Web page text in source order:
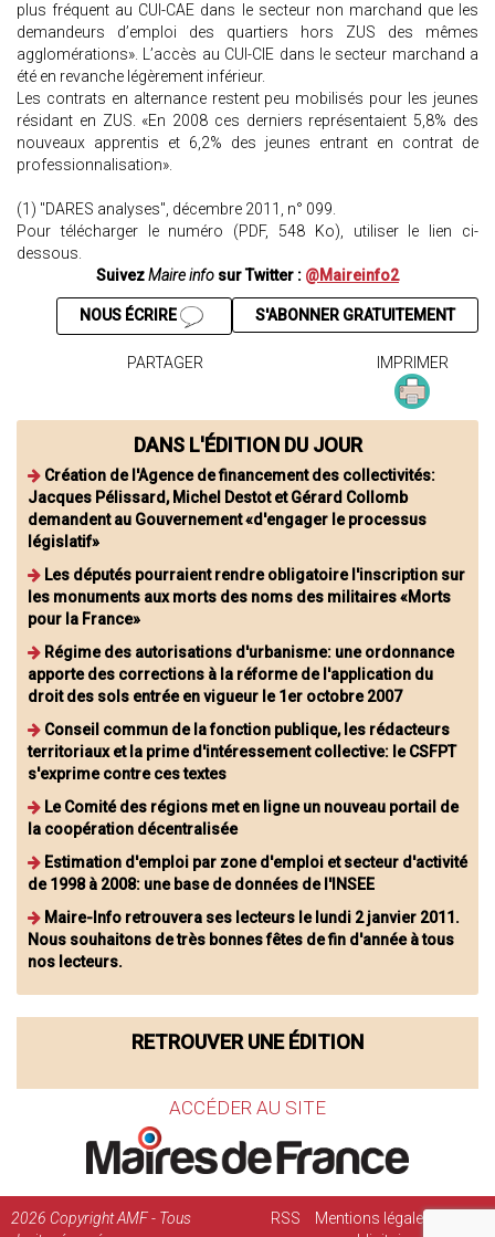
plus fréquent au CUI-CAE dans le secteur non marchand que les
demandeurs d’emploi des quartiers hors ZUS des mêmes
agglomérations». L’accès au CUI-CIE dans le secteur marchand a
été en revanche légèrement inférieur.
Les contrats en alternance restent peu mobilisés pour les jeunes
résidant en ZUS. «En 2008 ces derniers représentaient 5,8% des
nouveaux apprentis et 6,2% des jeunes entrant en contrat de
professionnalisation».
(1) "DARES analyses", décembre 2011, n° 099.
Pour télécharger le numéro (PDF, 548 Ko), utiliser le lien ci-
dessous.
SuivezMaire info sur Twitter : @Maireinfo2
S'ABONNER GRATUITEMENT
NOUS ÉCRIRE
PARTAGER IMPRIMER
DANS L'ÉDITION DU JOUR
Création de l'Agence de financement des collectivités:
Jacques Pélissard, Michel Destot et Gérard Collomb
demandent au Gouvernement «d'engager le processus
législatif»
Les députés pourraient rendre obligatoire l'inscription sur
les monuments aux morts des noms des militaires «Morts
pour la France»
Régime des autorisations d'urbanisme: une ordonnance
apporte des corrections à la réforme de l'application du
droit des sols entrée en vigueur le 1er octobre 2007
Conseil commun de la fonction publique, les rédacteurs
territoriaux et la prime d'intéressement collective: le CSFPT
s'exprime contre ces textes
Le Comité des régions met en ligne un nouveau portail de
la coopération décentralisée
Estimation d'emploi par zone d'emploi et secteur d'activité
de 1998 à 2008: une base de données de l'INSEE
Maire-Info retrouvera ses lecteurs le lundi 2 janvier 2011.
Nous souhaitons de très bonnes fêtes de fin d'année à tous
nos lecteurs.
RETROUVER UNE ÉDITION
ACCÉDER AU SITE
2026 Copyright AMF - Tous
RSS Mentions légales